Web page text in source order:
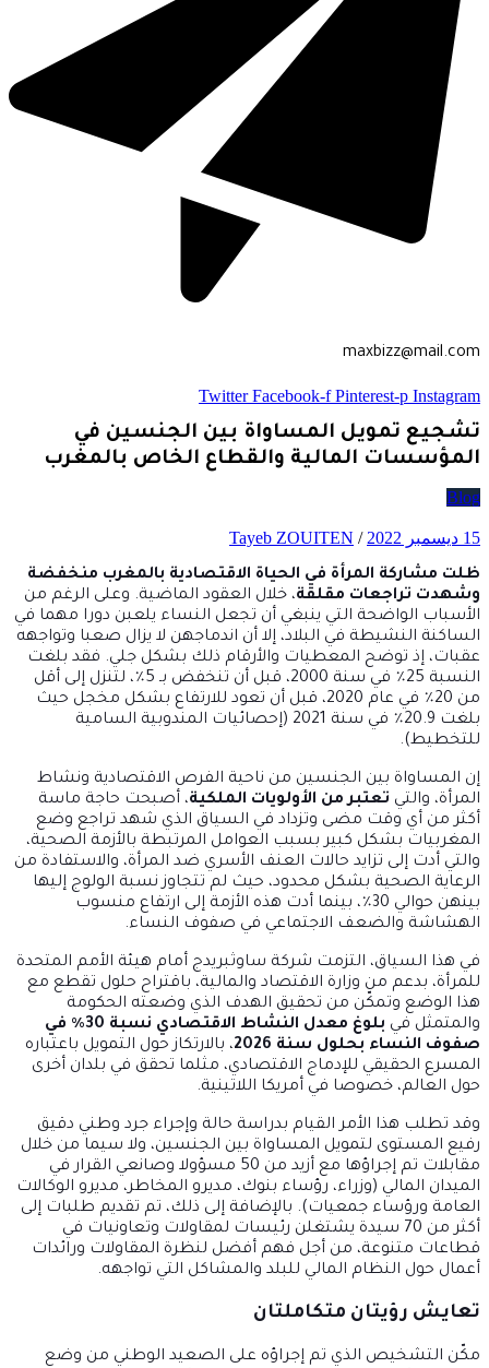
maxbizz@mail.com
Twitter Facebook-f Pinterest-p Instagram
تشجيع تمويل المساواة بين الجنسين في
المؤسسات المالية والقطاع الخاص بالمغرب
Blog
15 ديسمبر 2022 /
Tayeb ZOUITEN
ظلت مشاركة المرأة في الحياة الاقتصادية بالمغرب منخفضة
وشهدت تراجعات مقلقة، خلال العقود الماضية. وعلى الرغم من
الأسباب الواضحة التي ينبغي أن تجعل النساء يلعبن دورا مهما في
الساكنة النشيطة في البلاد، إلا أن اندماجهن لا يزال صعبا وتواجهه
عقبات، إذ توضح المعطيات والأرقام ذلك بشكل جلي. فقد بلغت
النسبة 25٪ في سنة 2000، قبل أن تنخفض بـ 5٪، لتنزل ​​إلى أقل
من 20٪ في عام 2020، قبل أن تعود للارتفاع بشكل مخجل حيث
بلغت 20.9٪ في سنة 2021 (إحصائيات المندوبية السامية
للتخطيط).
إن المساواة بين الجنسين من ناحية الفرص الاقتصادية ونشاط
المرأة، والتي تعتبر من الأولويات الملكية، أصبحت حاجة ماسة
أكثر من أي وقت مضى وتزداد في السياق الذي شهد تراجع وضع
المغربيات بشكل كبير بسبب العوامل المرتبطة بالأزمة الصحية،
والتي أدت إلى تزايد حالات العنف الأسري ضد المرأة، والاستفادة من
الرعاية الصحية بشكل محدود، حيث لم تتجاوز نسبة الولوج إليها
بينهن حوالي 30٪، بينما أدت هذه الأزمة إلى ارتفاع منسوب
الهشاشة والضعف الاجتماعي في صفوف النساء.
في هذا السياق، التزمت شركة ساوثبريدج أمام هيئة الأمم المتحدة
للمرأة، بدعم من وزارة الاقتصاد والمالية، باقتراح حلول تقطع مع
هذا الوضع وتمكّن من تحقيق الهدف الذي وضعته الحكومة
والمتمثل في
بلوغ معدل النشاط الاقتصادي نسبة 30٪ في
صفوف النساء بحلول سنة 2026
، بالارتكاز حول التمويل باعتباره
المسرع الحقيقي للإدماج الاقتصادي، مثلما تحقق في بلدان أخرى
حول العالم، خصوصا في أمريكا اللاتينية.
وقد تطلب هذا الأمر القيام بدراسة حالة وإجراء جرد وطني دقيق
رفيع المستوى لتمويل المساواة بين الجنسين، ولا سيما من خلال
مقابلات تم إجراؤها مع أزيد من 50 مسؤولا وصانعي القرار في
الميدان المالي (وزراء، رؤساء بنوك، مديرو المخاطر، مديرو الوكالات
العامة ورؤساء جمعيات). بالإضافة إلى ذلك، تم تقديم طلبات إلى
أكثر من 70 سيدة يشتغلن رئيسات لمقاولات وتعاونيات في
قطاعات متنوعة، من أجل فهم أفضل لنظرة المقاولات ورائدات
أعمال حول النظام المالي للبلد والمشاكل التي تواجهه.
تعايش رؤيتان متكاملتان
مكّن التشخيص الذي تم إجراؤه على الصعيد الوطني من وضع